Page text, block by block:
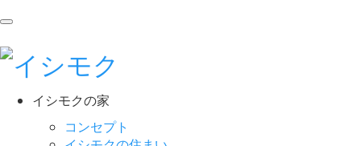
イシモクの家
コンセプト